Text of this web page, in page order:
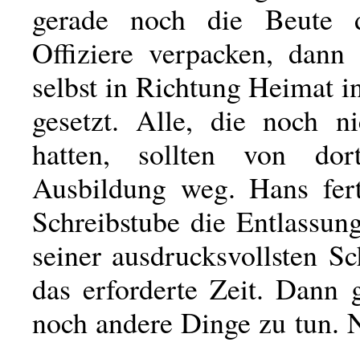
gerade noch die Beute
Offiziere verpacken,
selbst in Richtung Heimat
gesetzt. Alle, die noch
hatten, sollten von
Ausbildung weg. Hans
Schreibstube die
seiner ausdrucksvollsten
das erforderte Zeit. Dann
noch andere Dinge zu tun.